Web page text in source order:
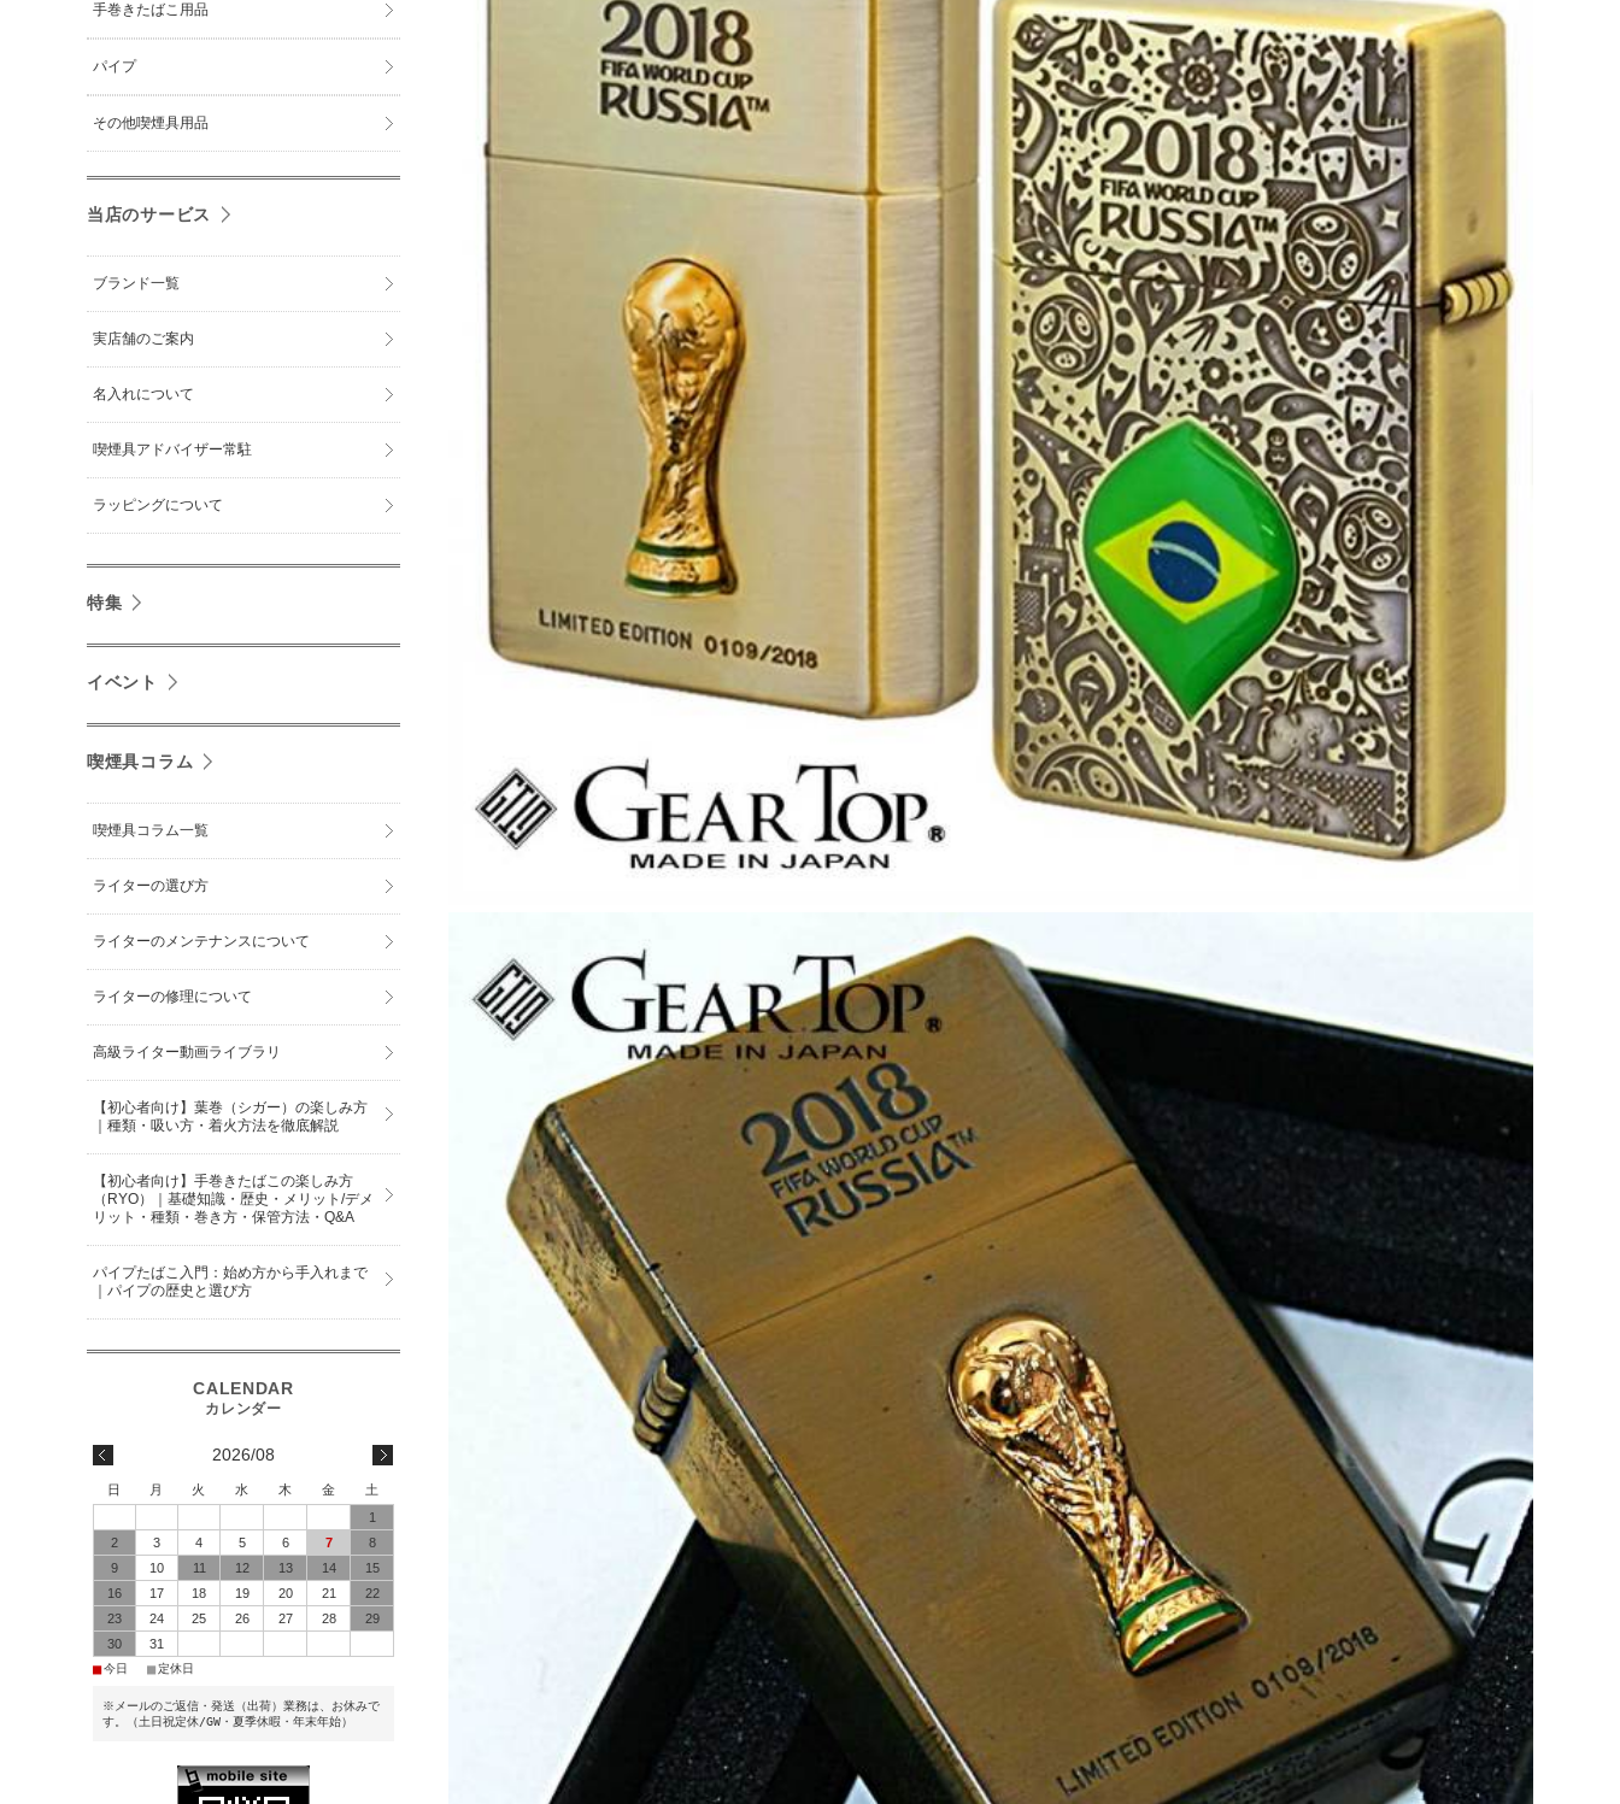
手巻きたばこ用品
パイプ
その他喫煙具用品
当店のサービス
ブランド一覧
実店舗のご案内
名入れについて
喫煙具アドバイザー常駐
ラッピングについて
特集
イベント
喫煙具コラム
喫煙具コラム一覧
ライターの選び方
ライターのメンテナンスについて
ライターの修理について
高級ライター動画ライブラリ
【初心者向け】葉巻（シガー）の楽しみ方
｜種類・吸い方・着火方法を徹底解説
【初心者向け】手巻きたばこの楽しみ方
（RYO）｜基礎知識・歴史・メリット/デメ
リット・種類・巻き方・保管方法・Q&A
パイプたばこ入門：始め方から手入れまで
｜パイプの歴史と選び方
2026/08
日 月 火 水 木 金
土
1
2
3 4 5 6 7
8
9
10 11 12 13 14
15
16
17 18 19 20 21
22
23
24 25 26 27 28
29
30
31
■今日 ■定休日
※メールのご返信・発送（出荷）業務は、お休みで
す。（土日祝定休/GW・夏季休暇・年末年始）